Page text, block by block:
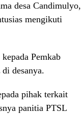
desa Candimulyo,
mengikuti
Pemkab
desanya.
pihak terkait
panitia PTSL